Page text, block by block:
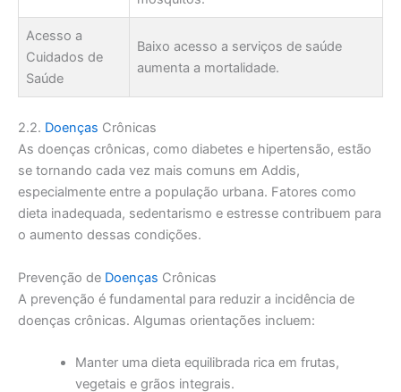
Acesso a
Cuidados de
Saúde
Baixo acesso a serviços de saúde
aumenta a mortalidade.
2.2. Doenças Crônicas
As doenças crônicas, como diabetes e hipertensão, estão
se tornando cada vez mais comuns em Addis,
especialmente entre a população urbana. Fatores como
dieta inadequada, sedentarismo e estresse contribuem para
o aumento dessas condições.
Prevenção de Doenças Crônicas
A prevenção é fundamental para reduzir a incidência de
doenças crônicas. Algumas orientações incluem:
Manter uma dieta equilibrada rica em frutas,
vegetais e grãos integrais.